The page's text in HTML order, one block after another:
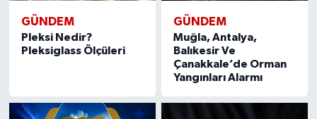
GÜNDEM
Pleksi Nedir?
Pleksiglass Ölçüleri
GÜNDEM
Muğla, Antalya,
Balıkesir Ve
Çanakkale’de Orman
Yangınları Alarmı